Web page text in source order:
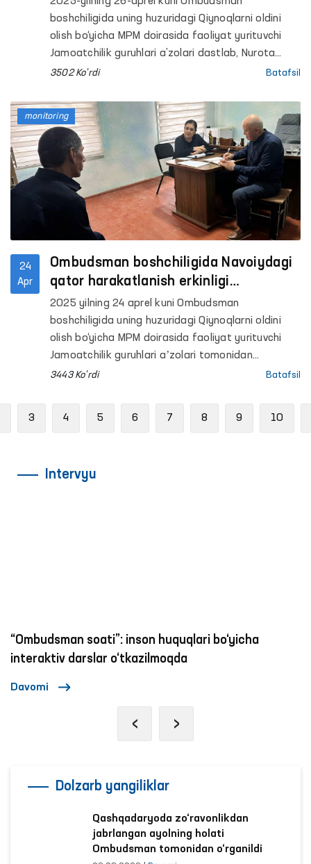
boshchiligida uning huzuridagi Qiynoqlarni oldini
olish bo‘yicha MPM doirasida faoliyat yurituvchi
Jamoatchilik guruhlari a’zolari dastlab, Nurota
“Muruvvat” nogironligi bo‘lgan shaxslar uchun
amalga oshirishdi. Unda shuningdek, Oliy Majlis
Senati a’zosi, tuman va viloyat kengashi
deputatlari va OAV vakillari ham ishtirok etishdi.
3502 Ko'rdi Batafsil
24
Apr
Ombudsman boshchiligida Navoiydagi
qator harakatlanish erkinligi
cheklangan shaxslar saqlanadigan
yopiq muassasalardagi sharoitlar
o‘rganildi
2025 yilning 24 aprel kuni Ombudsman
boshchiligida uning huzuridagi Qiynoqlarni oldini
olish bo‘yicha MPM doirasida faoliyat yurituvchi
Jamoatchilik guruhlari aʼzolari tomonidan
Navoiydagi qator penitensiar muassasalarga
3443 Ko'rdi Batafsil
monitoring
3 4 5 6 7 8 9 10
Intervyu
“Ombudsman soati”: inson huquqlari bo‘yicha
interaktiv darslar o‘tkazilmoqda
Davomi
‹ ›
Dolzarb yangiliklar
Qashqadaryoda zo‘ravonlikdan
jabrlangan ayolning holati
Ombudsman tomonidan o‘rganildi